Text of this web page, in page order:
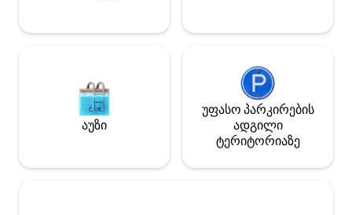
აუზი
უფასო პარკირების
ადგილი
ტერიტორიაზე